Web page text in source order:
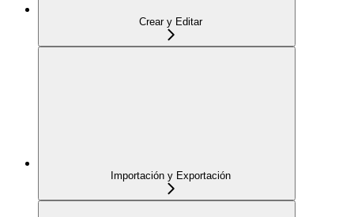
Crear y Editar
Importación y Exportación